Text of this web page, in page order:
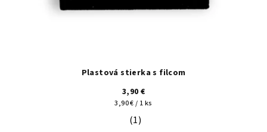
Plastová stierka s filcom
3,90 €
Jednotková
cena:
3,90 € / 1 ks
Priemerné hodnotenie produktu
(1)